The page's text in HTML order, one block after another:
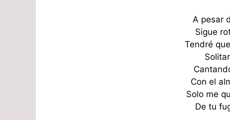
A pesar
Sigue
Tendré
Con el
Solo me
De tu